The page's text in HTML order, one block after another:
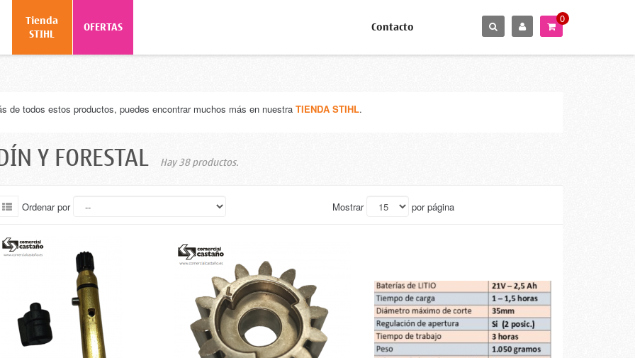
Tienda
STIHL OFERTAS Contacto
0
de todos estos productos, puedes encontrar muchos más en nuestra TIENDA STIHL.
Y FORESTAL Hay 38 productos.
Ordenar por Mostrar por página